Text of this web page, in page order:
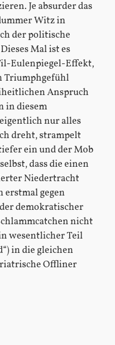
Je absurder das
Witz in
der politische
Mal ist es
Eulenpiegel-Effekt,
Triumphgefühl
Anspruch
in diesem
nur alles
dreht, strampelt
ein und der Mob
dass die einen
Niedertracht
erstmal gegen
demokratischer
nicht
wesentlicher Teil
in die gleichen
Offliner